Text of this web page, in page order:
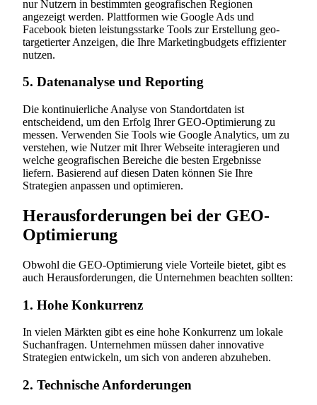
nur Nutzern in bestimmten geografischen Regionen
angezeigt werden. Plattformen wie Google Ads und
Facebook bieten leistungsstarke Tools zur Erstellung geo-
targetierter Anzeigen, die Ihre Marketingbudgets effizienter
nutzen.
5. Datenanalyse und Reporting
Die kontinuierliche Analyse von Standortdaten ist
entscheidend, um den Erfolg Ihrer GEO-Optimierung zu
messen. Verwenden Sie Tools wie Google Analytics, um zu
verstehen, wie Nutzer mit Ihrer Webseite interagieren und
welche geografischen Bereiche die besten Ergebnisse
liefern. Basierend auf diesen Daten können Sie Ihre
Strategien anpassen und optimieren.
Herausforderungen bei der GEO-
Optimierung
Obwohl die GEO-Optimierung viele Vorteile bietet, gibt es
auch Herausforderungen, die Unternehmen beachten sollten:
1. Hohe Konkurrenz
In vielen Märkten gibt es eine hohe Konkurrenz um lokale
Suchanfragen. Unternehmen müssen daher innovative
Strategien entwickeln, um sich von anderen abzuheben.
2. Technische Anforderungen